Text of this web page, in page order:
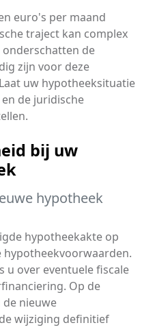
euro's per maand
traject kan complex
onderschatten de
zijn voor deze
uw hypotheeksituatie
de juridische
bij uw
hypotheek
hypotheekakte op
hypotheekvoorwaarden.
over eventuele fiscale
Op de
nieuwe
wijziging definitief